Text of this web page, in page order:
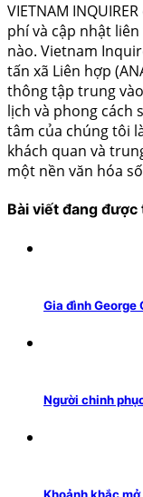
VIETNAM
phí và cập nhật
nào. Vietnam
tấn xã Liên hợp
thông tập trung
lịch và phong cách
tâm của chúng tôi
khách quan và
một nền văn hóa
Bài viết đang được
Gia đình George
Người chinh